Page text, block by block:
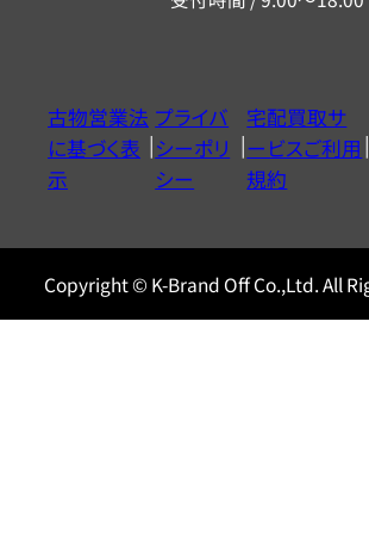
ー
ヤ
ル
0120604117
古物営業法
に基づく表
示
プライバ
シーポリ
シー
宅配買取サ
ービスご利用
規約
Copyright © K-Brand Off Co.,Ltd. All